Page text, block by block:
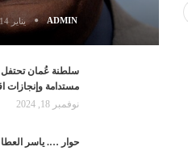
ADMIN يناير 14, 2025
مستدامة وإنجازات
نوفمبر 18, 2024
حوار …. ياسر العطا